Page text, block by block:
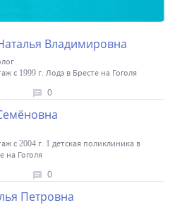
Владимировна
с 1999 г. Лодэ в Бресте на Гоголя
0
с 2004 г. 1 детская поликлиника в
на Гоголя
0
Петровна